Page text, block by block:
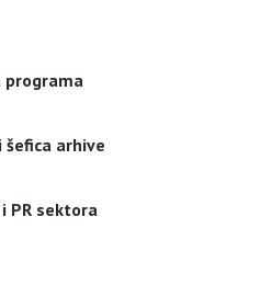
arhive
PR sektora